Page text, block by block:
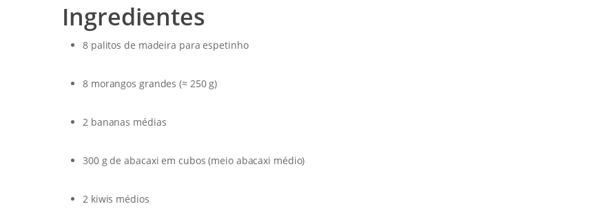
Ingredientes
8 palitos de madeira para espetinho
8 morangos grandes (≈ 250 g)
2 bananas médias
300 g de abacaxi em cubos (meio abacaxi médio)
2 kiwis médios